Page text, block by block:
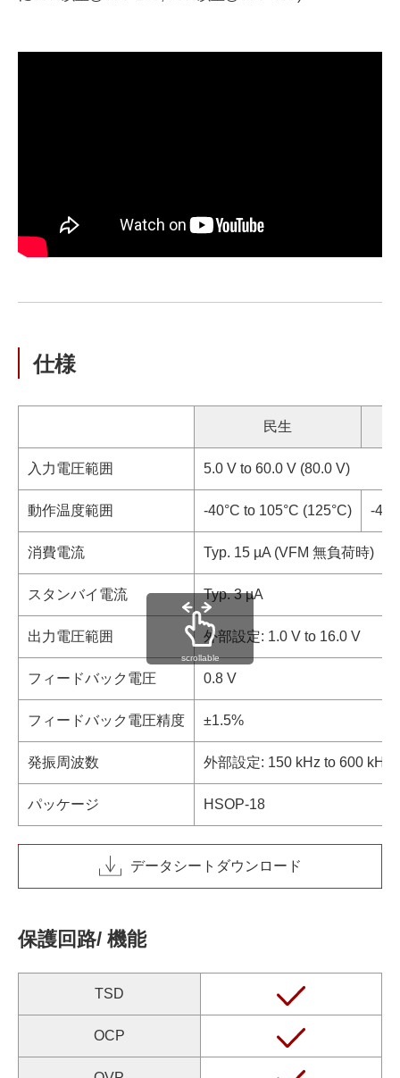
仕様
民生
入力電圧範囲 5.0 V to 60.0 V (80.0 V)
動作温度範囲 -40°C to 105°C (125°C) -
消費電流 Typ. 15 µA (VFM 無負荷時)
スタンバイ電流 Typ. 3 µA
出力電圧範囲 外部設定: 1.0 V to 16.0 V
フィードバック電圧 0.8 V
フィードバック電圧精度 ±1.5%
発振周波数 外部設定: 150 kHz to 600 kHz
パッケージ HSOP-18
scrollable
データシートダウンロード
保護回路/ 機能
TSD
OCP